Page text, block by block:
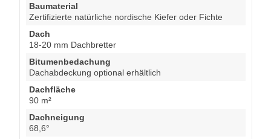
Baumaterial
Zertifizierte natürliche nordische Kiefer oder Fichte
Dach
18-20 mm Dachbretter
Bitumenbedachung
Dachabdeckung optional erhältlich
Dachfläche
90 m²
Dachneigung
68,6°